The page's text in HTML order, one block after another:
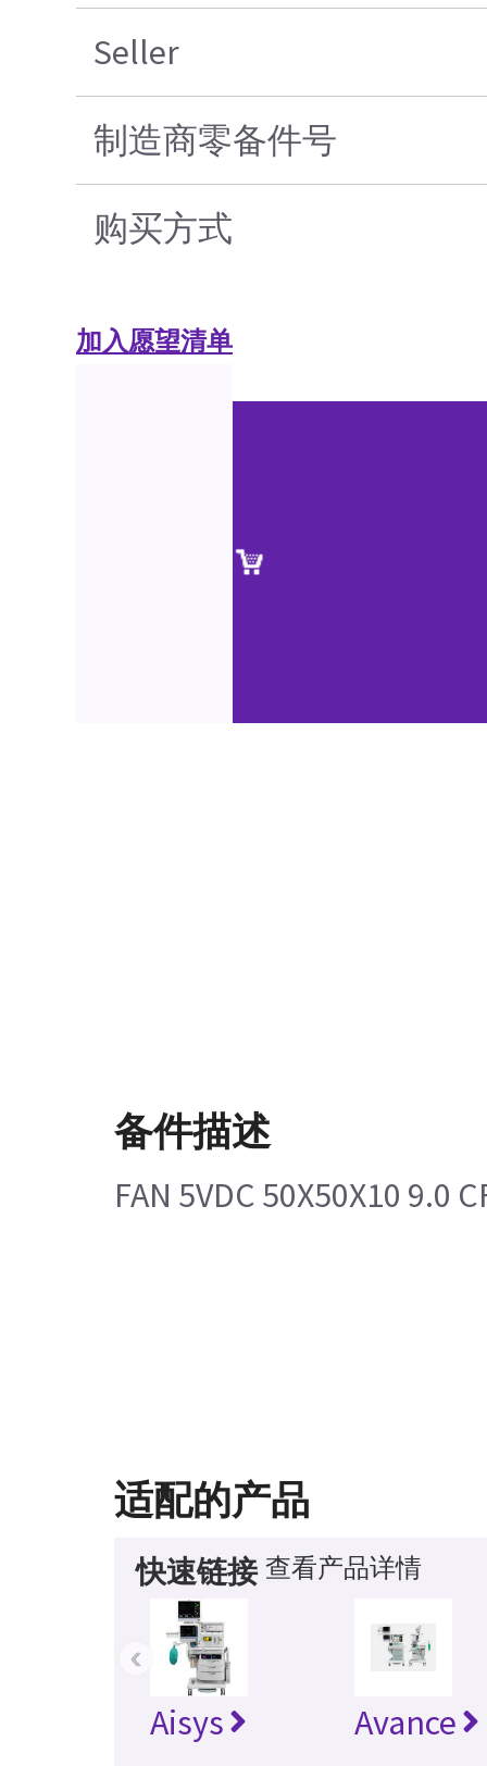
Seller
制造商零备件号
购买方式
加入愿望清单
备件描述
FAN 5VDC 50X50X10 9.0
适配的产品
快速链接 查看产品详情
Aisys Avance
‹